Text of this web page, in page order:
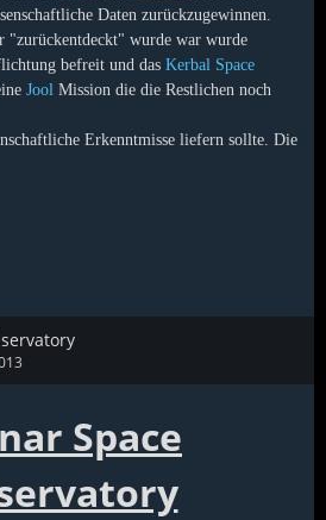
Daten zurückzugewinnen.
"zurückentdeckt" wurde war wurde
befreit und das Kerbal Space
Jool Mission die die Restlichen noch
Erkenntmisse liefern sollte. Die
Space